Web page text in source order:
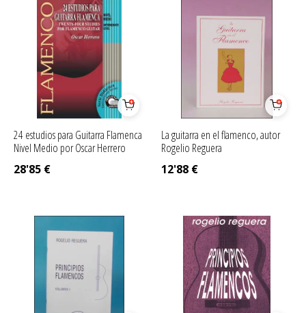
24 estudios para Guitarra Flamenca
Nivel Medio por Oscar Herrero
28'85 €
La guitarra en el flamenco, autor
Rogelio Reguera
12'88 €